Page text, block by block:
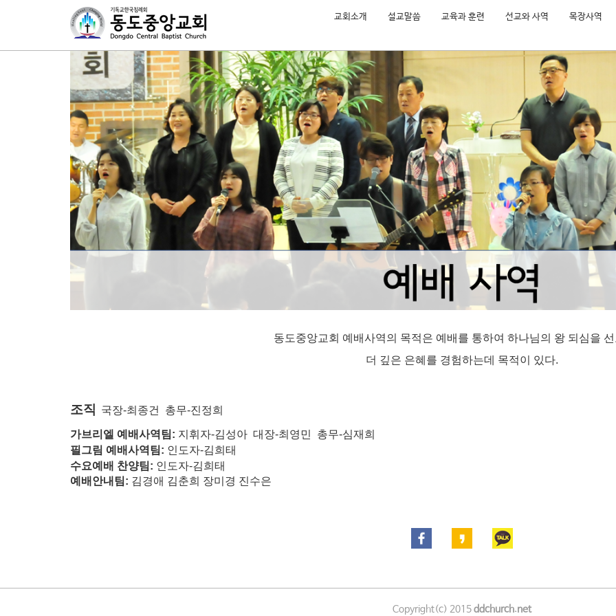
교회소개 설교말씀 교육과 훈련 선교와 사역 목장사역
동도중앙교회 예배사역의 목적은 예배를 통하여 하나님의 왕 되심을
더 깊은 은혜를 경험하는데 목적이 있다.
조직 국장-최종건 총무-진정희
가브리엘 예배사역팀: 지휘자-김성아 대장-최영민 총무-심재희
필그림 예배사역팀: 인도자-김희태
수요예배 찬양팀: 인도자-김희태
예배안내팀: 김경애 김춘희 장미경 진수은
Copyright(c) 2015ddchurch.net